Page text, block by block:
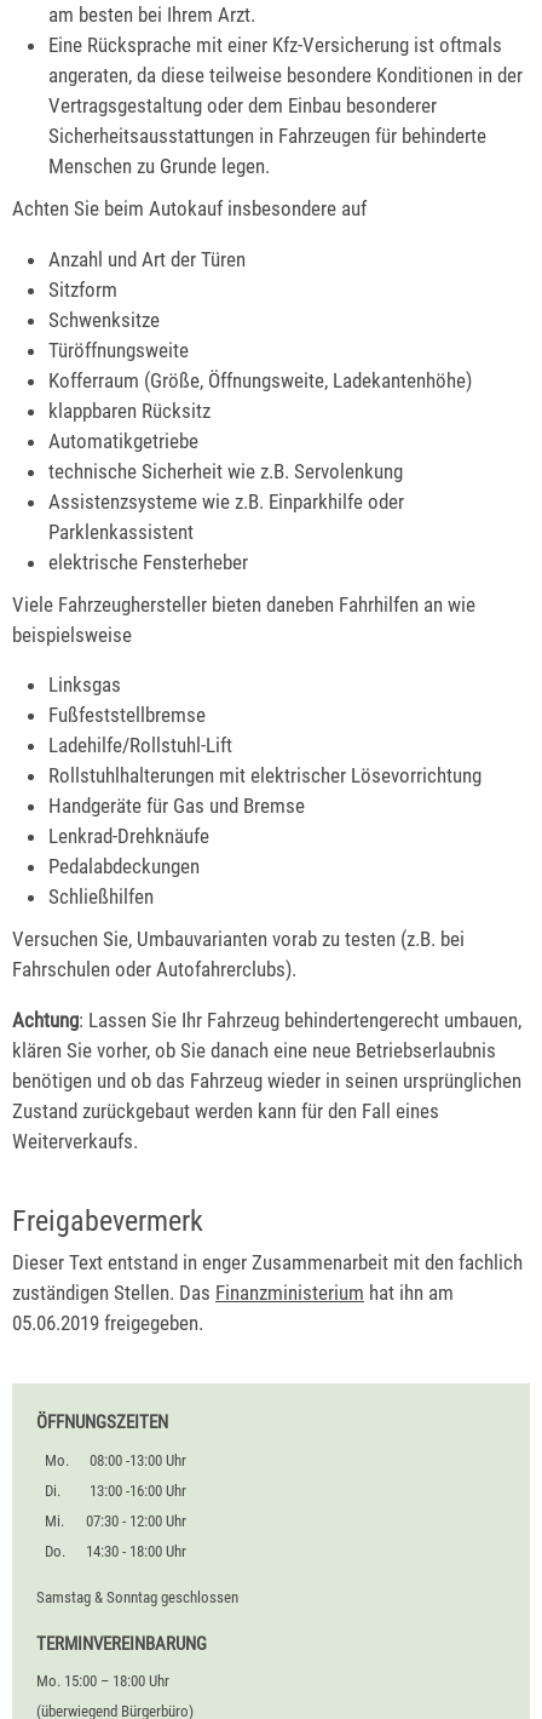
am besten bei Ihrem Arzt.
Eine Rücksprache mit einer Kfz-Versicherung ist oftmals
angeraten, da diese teilweise besondere Konditionen in der
Vertragsgestaltung oder dem Einbau besonderer
Sicherheitsausstattungen in Fahrzeugen für behinderte
Menschen zu Grunde legen.
Achten Sie beim Autokauf insbesondere auf
Anzahl und Art der Türen
Sitzform
Schwenksitze
Türöffnungsweite
Kofferraum (Größe, Öffnungsweite, Ladekantenhöhe)
klappbaren Rücksitz
Automatikgetriebe
technische Sicherheit wie z.B. Servolenkung
Assistenzsysteme wie z.B. Einparkhilfe oder
Parklenkassistent
elektrische Fensterheber
Viele Fahrzeughersteller bieten daneben Fahrhilfen an wie
beispielsweise
Linksgas
Fußfeststellbremse
Ladehilfe/Rollstuhl-Lift
Rollstuhlhalterungen mit elektrischer Lösevorrichtung
Handgeräte für Gas und Bremse
Lenkrad-Drehknäufe
Pedalabdeckungen
Schließhilfen
Versuchen Sie, Umbauvarianten vorab zu testen (z.B. bei
Fahrschulen oder Autofahrerclubs).
Achtung: Lassen Sie Ihr Fahrzeug behindertengerecht umbauen,
klären Sie vorher, ob Sie danach eine neue Betriebserlaubnis
benötigen und ob das Fahrzeug wieder in seinen ursprünglichen
Zustand zurückgebaut werden kann für den Fall eines
Weiterverkaufs.
Freigabevermerk
Dieser Text entstand in enger Zusammenarbeit mit den fachlich
zuständigen Stellen. Das Finanzministerium hat ihn am
05.06.2019 freigegeben.
ÖFFNUNGSZEITEN
Mo.
08:00 -13:00 Uhr
Di.
13:00 -16:00 Uhr
Mi.
07:30 - 12:00 Uhr
Do.
14:30 - 18:00 Uhr
Samstag & Sonntag geschlossen
TERMINVEREINBARUNG
Mo. 15:00 – 18:00 Uhr
(überwiegend Bürgerbüro)